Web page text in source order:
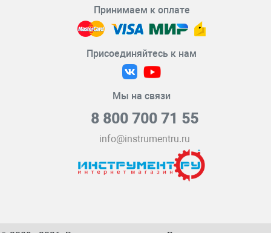
Принимаем к оплате
Присоединяйтесь к нам
Мы на связи
8 800 700 71 55
info@instrumentru.ru